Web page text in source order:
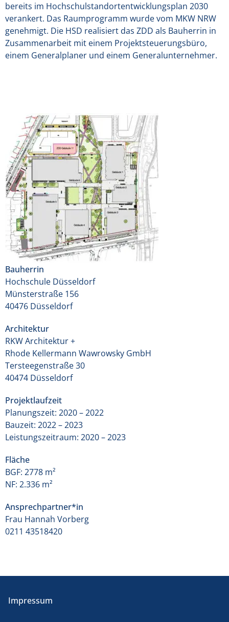
bereits im Hochschulstandortentwicklungsplan 2030
verankert. Das Raumprogramm wurde vom MKW NRW
genehmigt. Die HSD realisiert das ZDD als Bauherrin in
Zusammenarbeit mit einem Projektsteuerungsbüro,
einem Generalplaner und einem Generalunternehmer.
Bauherrin
Hochschule Düsseldorf
Münsterstraße 156
40476 Düsseldorf
Architektur
RKW Architektur +
Rhode Kellermann Wawrowsky GmbH
Tersteegenstraße 30
40474 Düsseldorf
Projektlaufzeit
Planungszeit: 2020 – 2022
Bauzeit: 2022 – 2023
Leistungszeitraum: 2020 – 2023
Fläche
BGF: 2778 m²
NF: 2.336 m²
Ansprechpartner*in
Frau Hannah Vorberg
0211 43518420
Impressum